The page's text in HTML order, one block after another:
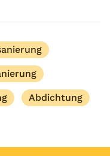
Abdichtung